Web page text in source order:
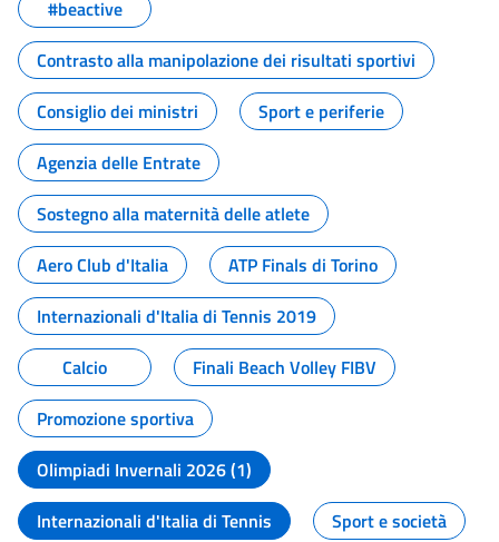
#beactive
Contrasto alla manipolazione dei risultati sportivi
Consiglio dei ministri
Sport e periferie
Agenzia delle Entrate
Sostegno alla maternità delle atlete
Aero Club d'Italia
ATP Finals di Torino
Internazionali d'Italia di Tennis 2019
Calcio
Finali Beach Volley FIBV
Promozione sportiva
Olimpiadi Invernali 2026 (1)
Internazionali d'Italia di Tennis
Sport e società